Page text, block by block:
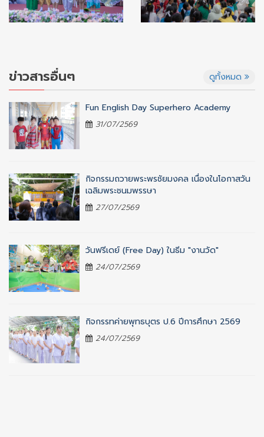
ข่าวสารอื่นๆ ดูทั้งหมด
Fun English Day Superhero Academy
31/07/2569
กิจกรรมถวายพระพรชัยมงคล เนื่องในโอกาสวัน
เฉลิมพระชนมพรรษา
27/07/2569
วันฟรีเดย์ (Free Day) ในธีม "งานวัด"
24/07/2569
กิจกรรทค่ายพุทธบุตร ป.6 ปีการศึกษา 2569
24/07/2569